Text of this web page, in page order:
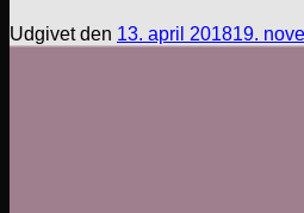
Udgivet den 13. april 201819.